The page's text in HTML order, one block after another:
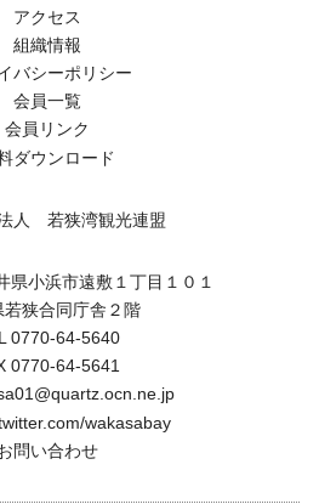
アクセス
組織情報
バシーポリシー
会員一覧
会員リンク
ダウンロード
人 若狭湾観光連盟
県小浜市遠敷１丁目１０１
若狭合同庁舎２階
0770-64-5640
0770-64-5641
wakasabay
問い合わせ